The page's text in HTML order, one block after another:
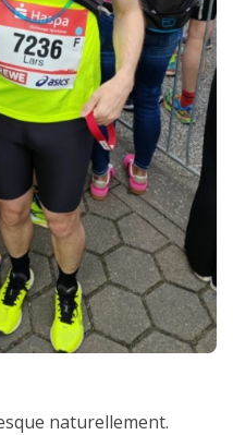
naturellement.